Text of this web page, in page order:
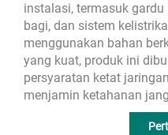
instalasi, termasuk
bagi, dan sistem
menggunakan bahan
yang kuat, produk ini
persyaratan ketat
menjamin ketahanan